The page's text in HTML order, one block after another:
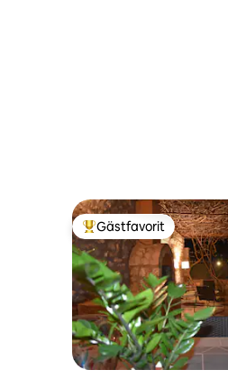
Populär gästfavorit
Gästfavorit